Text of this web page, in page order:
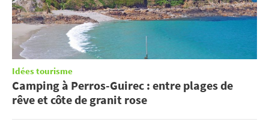
Idées tourisme
Camping à Perros-Guirec : entre plages de
rêve et côte de granit rose